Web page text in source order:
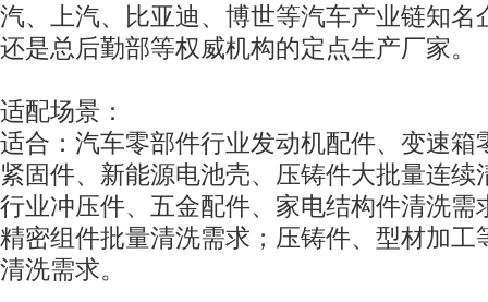
汽、上汽、比亚迪、博世等汽车产业链知名
还是总后勤部等权威机构的定点生产厂家。
适配场景：
适合：汽车零部件行业发动机配件、变速箱
紧固件、新能源电池壳、压铸件大批量连续
行业冲压件、五金配件、家电结构件清洗需
精密组件批量清洗需求；压铸件、型材加工
清洗需求。